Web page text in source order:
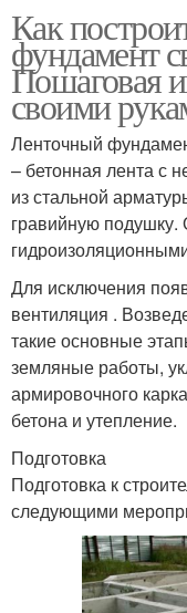
Как
фундамент
Пошаговая
своими
Ленточный
– бетонная лента
из стальной
гравийную
Для исключения
вентиляция .
такие основные
земляные работы,
армировочного
бетона и утепление.
Подготовка
Подготовка к
следующими